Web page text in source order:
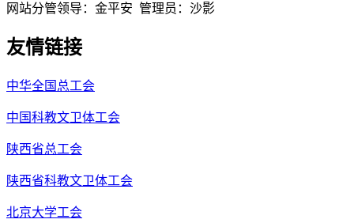
网站分管领导：金平安 管理员：沙影
友情链接
中华全国总工会
中国科教文卫体工会
陕西省总工会
陕西省科教文卫体工会
北京大学工会